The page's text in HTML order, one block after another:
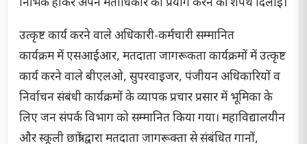
निर्भिक होकर अपने मताधिकार का प्रयोग करने की शपथ दिलाई।
उत्कृष्ट कार्य करने वाले अधिकारी-कर्मचारी सम्मानित
कार्यक्रम में एसआईआर, मतदाता जागरूकता कार्यक्रमों में उत्कृष्ट
कार्य करने वाले बीएलओ, सुपरवाइजर, पंजीयन अधिकारियों व
निर्वाचन संबंधी कार्यक्रमों के व्यापक प्रचार प्रसार में भूमिका के
लिए जन संपर्क विभाग को सम्मानित किया गया। महाविद्यालयीन
और स्कूली छात्रों द्वारा मतदाता जागरूक्ता से संबंधित गानों,